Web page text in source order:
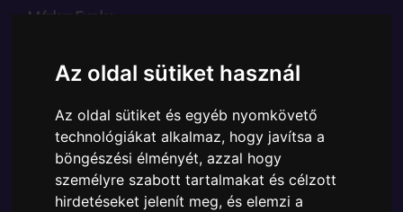
Az oldal sütiket használ
Az oldal sütiket és egyéb nyomkövető
technológiákat alkalmaz, hogy javítsa a
böngészési élményét, azzal hogy
személyre szabott tartalmakat és célzott
hirdetéseket jelenít meg, és elemzi a
Márka: Funko
Ára:4290 Ft
A Funko POP - Marvel egyik népszerű terméke a
Funko - Marvel What IF Infinity Captain Carter
gyűjtői vinyl karakter, amely ablakos csomagolásban
azaz - POP In a Box - várja új gazdáját.